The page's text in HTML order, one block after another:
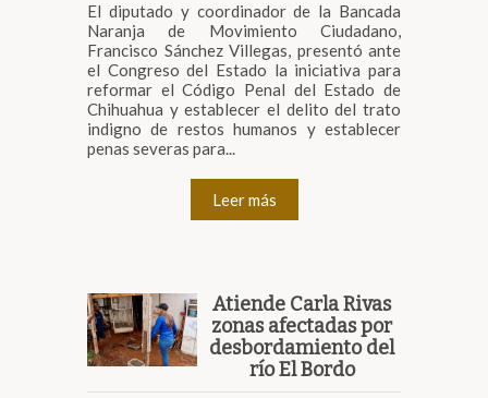
El diputado y coordinador de la Bancada
Naranja de Movimiento Ciudadano,
Francisco Sánchez Villegas, presentó ante
el Congreso del Estado la iniciativa para
reformar el Código Penal del Estado de
Chihuahua y establecer el delito del trato
indigno de restos humanos y establecer
penas severas para...
Leer más
Atiende Carla Rivas
zonas afectadas por
desbordamiento del
río El Bordo